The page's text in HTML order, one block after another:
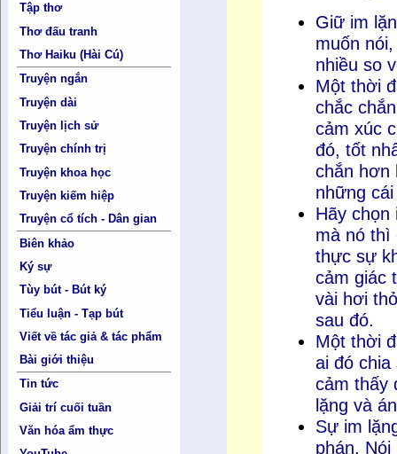
Tập thơ
Thơ đấu tranh
Thơ Haiku (Hài Cú)
Truyện ngắn
Truyện dài
Truyện lịch sử
Truyện chính trị
Truyện khoa học
Truyện kiếm hiệp
Truyện cổ tích - Dân gian
Biên khảo
Ký sự
Tùy bút - Bút ký
Tiểu luận - Tạp bút
Viết về tác giả & tác phẩm
Bài giới thiệu
Tin tức
Giải trí cuối tuần
Văn hóa ẩm thực
Giữ im
muốn
nhiều so
Một thời
chắc
cảm xúc
đó, tốt
chắn hơn
những
Hãy
mà nó thì
thực sự
cảm giác
vài hơi
sau đó.
Một thời
ai đó
cảm thấy
lặng và
Sự im
phán.